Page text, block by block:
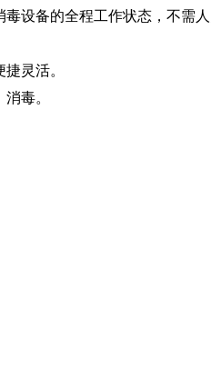
设备的全程工作状态，不需
灵活。
毒。